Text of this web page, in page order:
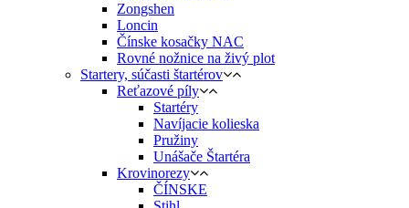
Zongshen
Loncin
Čínske kosačky NAC
Rovné nožnice na živý plot
Startery, súčasti štartérov
Reťazové píly
Startéry
Navíjacie kolieska
Pružiny
Unášače Štartéra
Krovinorezy
ČÍNSKE